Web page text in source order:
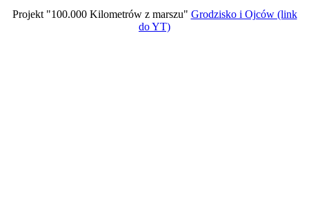
Projekt "100.000 Kilometrów z marszu" Grodzisko i Ojców (link
do YT)